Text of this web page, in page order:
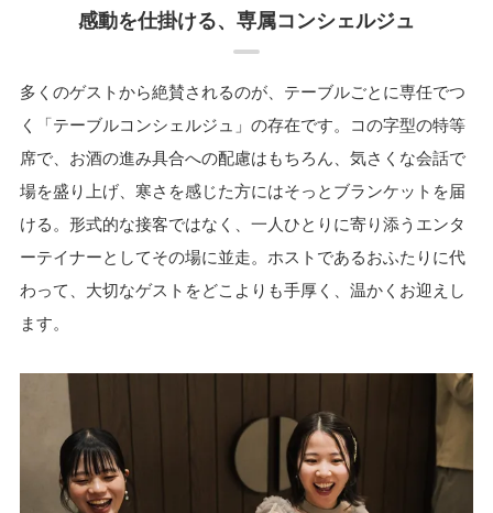
感動を仕掛ける、専属コンシェルジュ
多くのゲストから絶賛されるのが、テーブルごとに専任でつ
く「テーブルコンシェルジュ」の存在です。コの字型の特等
席で、お酒の進み具合への配慮はもちろん、気さくな会話で
場を盛り上げ、寒さを感じた方にはそっとブランケットを届
ける。形式的な接客ではなく、一人ひとりに寄り添うエンタ
ーテイナーとしてその場に並走。ホストであるおふたりに代
わって、大切なゲストをどこよりも手厚く、温かくお迎えし
ます。